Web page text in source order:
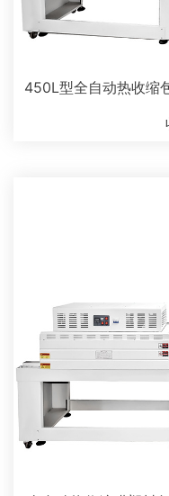
450L型全自动热收缩